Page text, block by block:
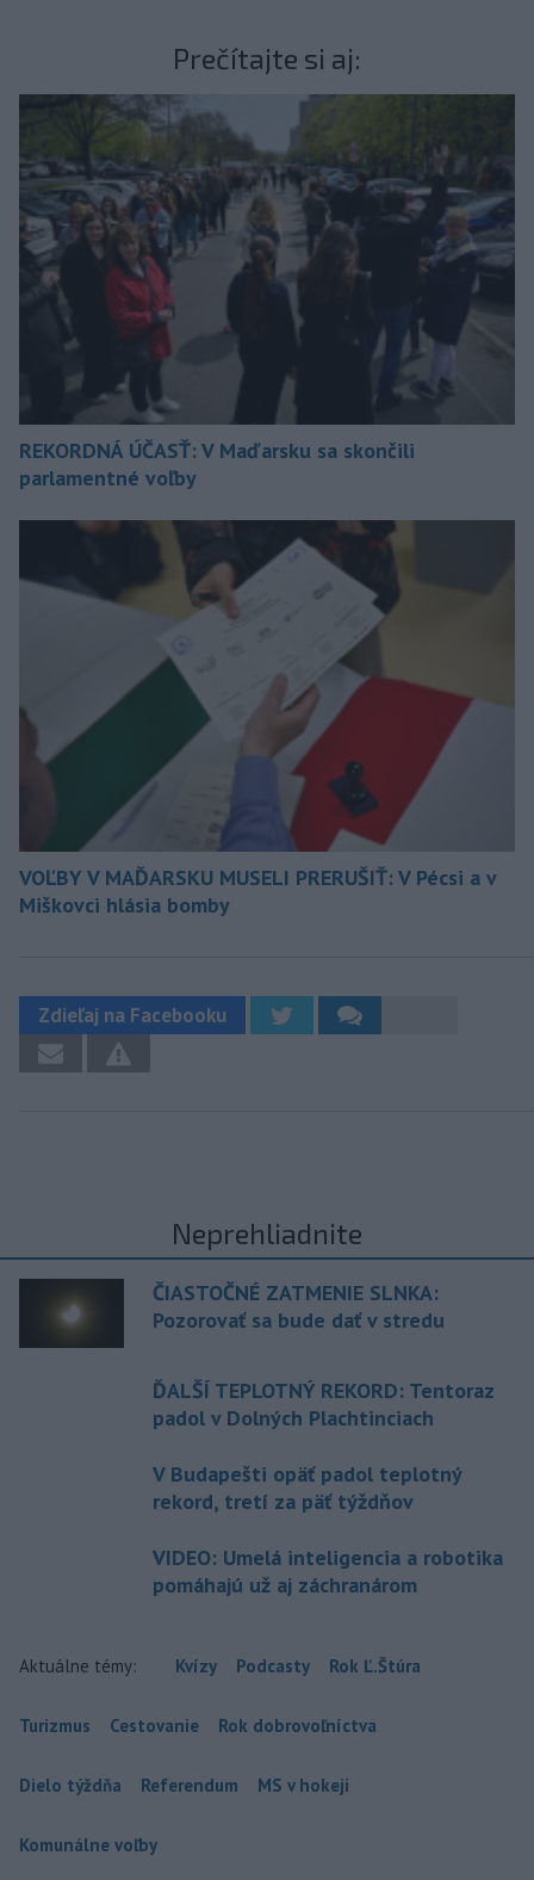
Prečítajte si aj:
REKORDNÁ ÚČASŤ: V Maďarsku sa skončili
parlamentné voľby
VOĽBY V MAĎARSKU MUSELI PRERUŠIŤ: V Pécsi a v
Miškovci hlásia bomby
Zdieľaj na Facebooku
Neprehliadnite
ČIASTOČNÉ ZATMENIE SLNKA:
Pozorovať sa bude dať v stredu
ĎALŠÍ TEPLOTNÝ REKORD: Tentoraz
padol v Dolných Plachtinciach
V Budapešti opäť padol teplotný
rekord, tretí za päť týždňov
VIDEO: Umelá inteligencia a robotika
pomáhajú už aj záchranárom
Aktuálne témy: Kvízy Podcasty Rok Ľ.Štúra
Turizmus Cestovanie Rok dobrovoľníctva
Dielo týždňa Referendum MS v hokeji
Komunálne voľby